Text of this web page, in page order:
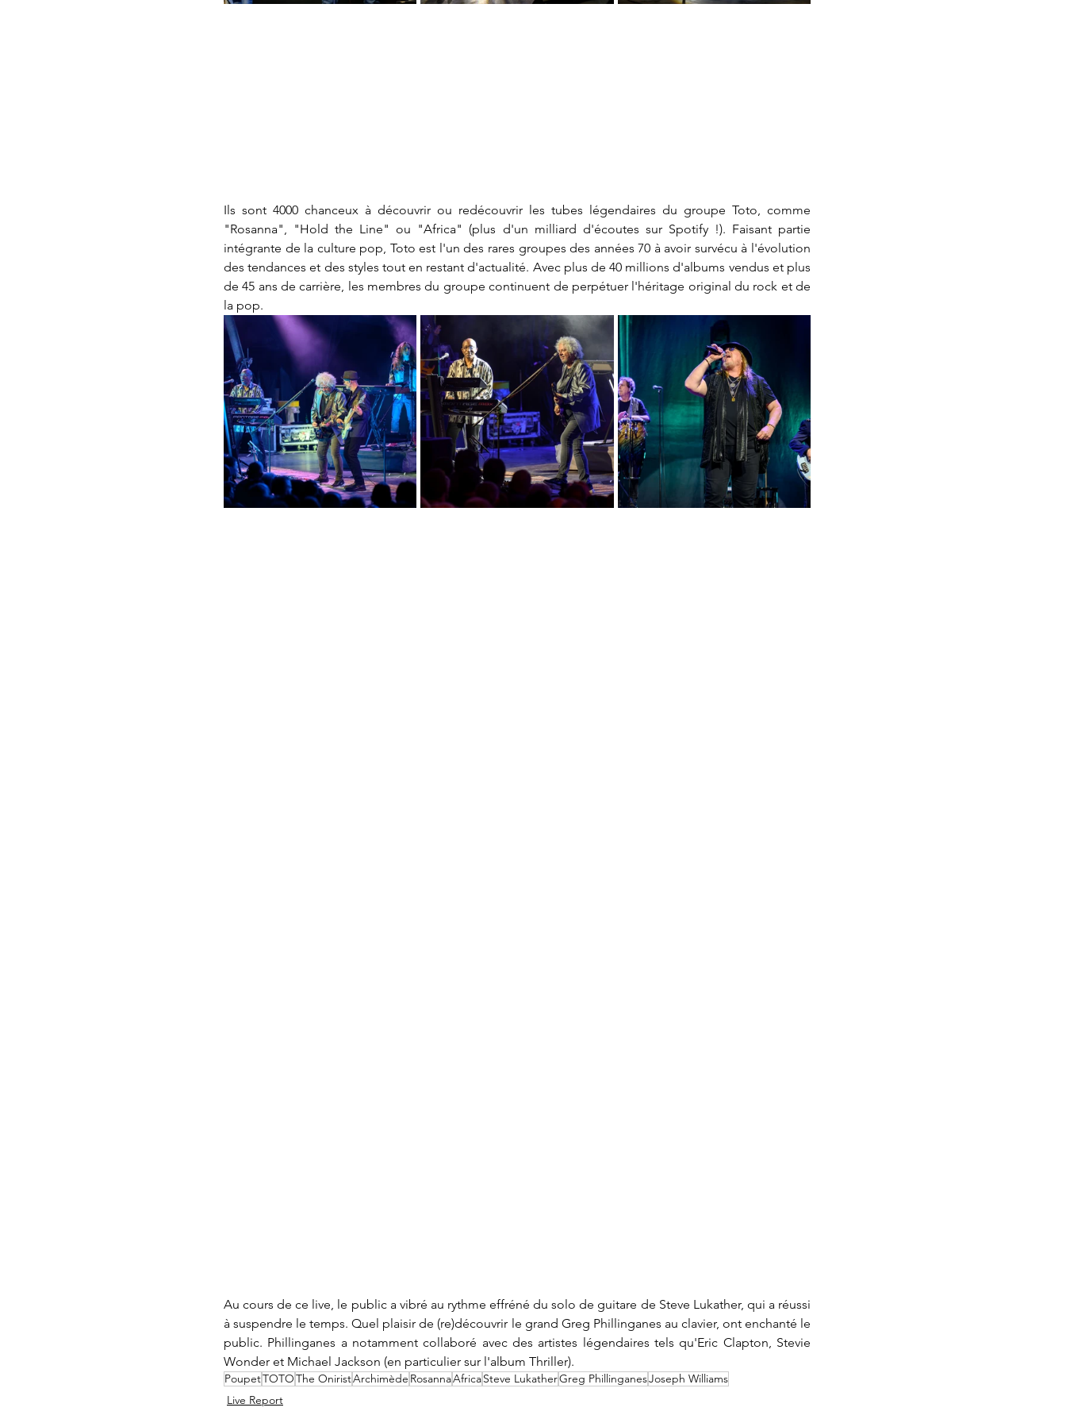
Ils sont 4000 chanceux à découvrir ou redécouvrir les tubes légendaires du groupe Toto, comme
"Rosanna", "Hold the Line" ou "Africa" (plus d'un milliard d'écoutes sur Spotify !). Faisant partie
intégrante de la culture pop, Toto est l'un des rares groupes des années 70 à avoir survécu à l'évolution
des tendances et des styles tout en restant d'actualité. Avec plus de 40 millions d'albums vendus et plus
de 45 ans de carrière, les membres du groupe continuent de perpétuer l'héritage original du rock et de
la pop.
Au cours de ce live, le public a vibré au rythme effréné du solo de guitare de Steve Lukather, qui a réussi
à suspendre le temps. Quel plaisir de (re)découvrir le grand Greg Phillinganes au clavier, ont enchanté le
public. Phillinganes a notamment collaboré avec des artistes légendaires tels qu'Eric Clapton, Stevie
Wonder et Michael Jackson (en particulier sur l'album Thriller).
PoupetTOTOThe OniristArchimède RosannaAfricaSteve LukatherGreg PhillinganesJoseph Williams
Live Report